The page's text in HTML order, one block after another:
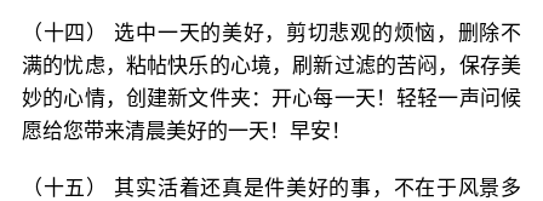
（十四） 选中一天的美好，剪切悲观的烦恼，删除不
满的忧虑，粘帖快乐的心境，刷新过滤的苦闷，保存美
妙的心情，创建新文件夹：开心每一天！轻轻一声问候
愿给您带来清晨美好的一天！早安！
（十五） 其实活着还真是件美好的事，不在于风景多